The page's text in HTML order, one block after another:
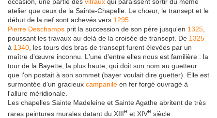
atelier que ceux de la Sainte-Chapelle. Le chœur, le transept et le
début de la nef sont achevés vers 1295
Pierre Deschamps prit la succession de son père jusqu'en 1325
poussant les travaux au-delà de la croisée de transept. De 1325
à 1340 , les tours des bras de transept furent élevées par un
maître d'œuvre inconnu. L'une d'entre elles nous est familière : la
tour de la Bayette, la plus haute, qui doit son nom au guetteur
que l'on postait à son sommet (bayer voulait dire guetter). Elle est
surmontée d'un gracieux campanile en fer forgé ouvragé à
l'allure méridionale.
Les chapelles Sainte Madeleine et Sainte Agathe abritent de très
rares peintures murales datant du XIIIe et XIVe siècle